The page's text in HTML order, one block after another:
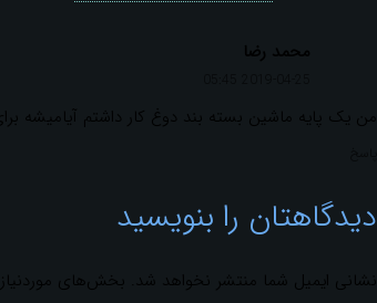
محمد رضا
من یک پایه ماشین بسته بند دوغ کار داشتم آیامیشه
دیدگاهتان را بنویسید
نشانی ایمیل شما منتشر نخواهد شد. بخش‌های